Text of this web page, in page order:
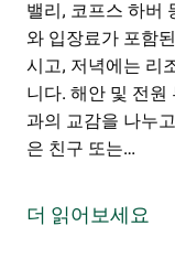
밸리, 코프스 하버
와 입장료가 포함
시고, 저녁에는 리
니다. 해안 및 전원
과의 교감을 나누
은 친구 또는…
스웨일즈 중북부
더 읽어보세요